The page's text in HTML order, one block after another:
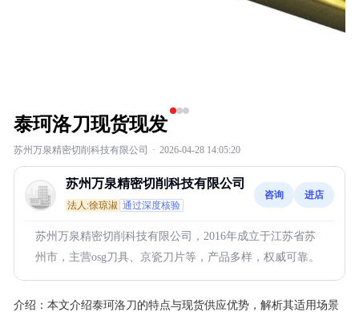
泰珂洛刀现货现发
苏州万泉精密切削科技有限公司 · 2026-04-28 14:05:20
苏州万泉精密切削科技有限公司
法人:徐琼淑 通过深度核验
咨询 进店
苏州万泉精密切削科技有限公司，2016年成立于江苏省苏
州市，主营osg刀具、京瓷刀片等，产品多样，权威可靠。
介绍： 本文介绍泰珂洛刀的特点与现货供应优势，解析其适用场景